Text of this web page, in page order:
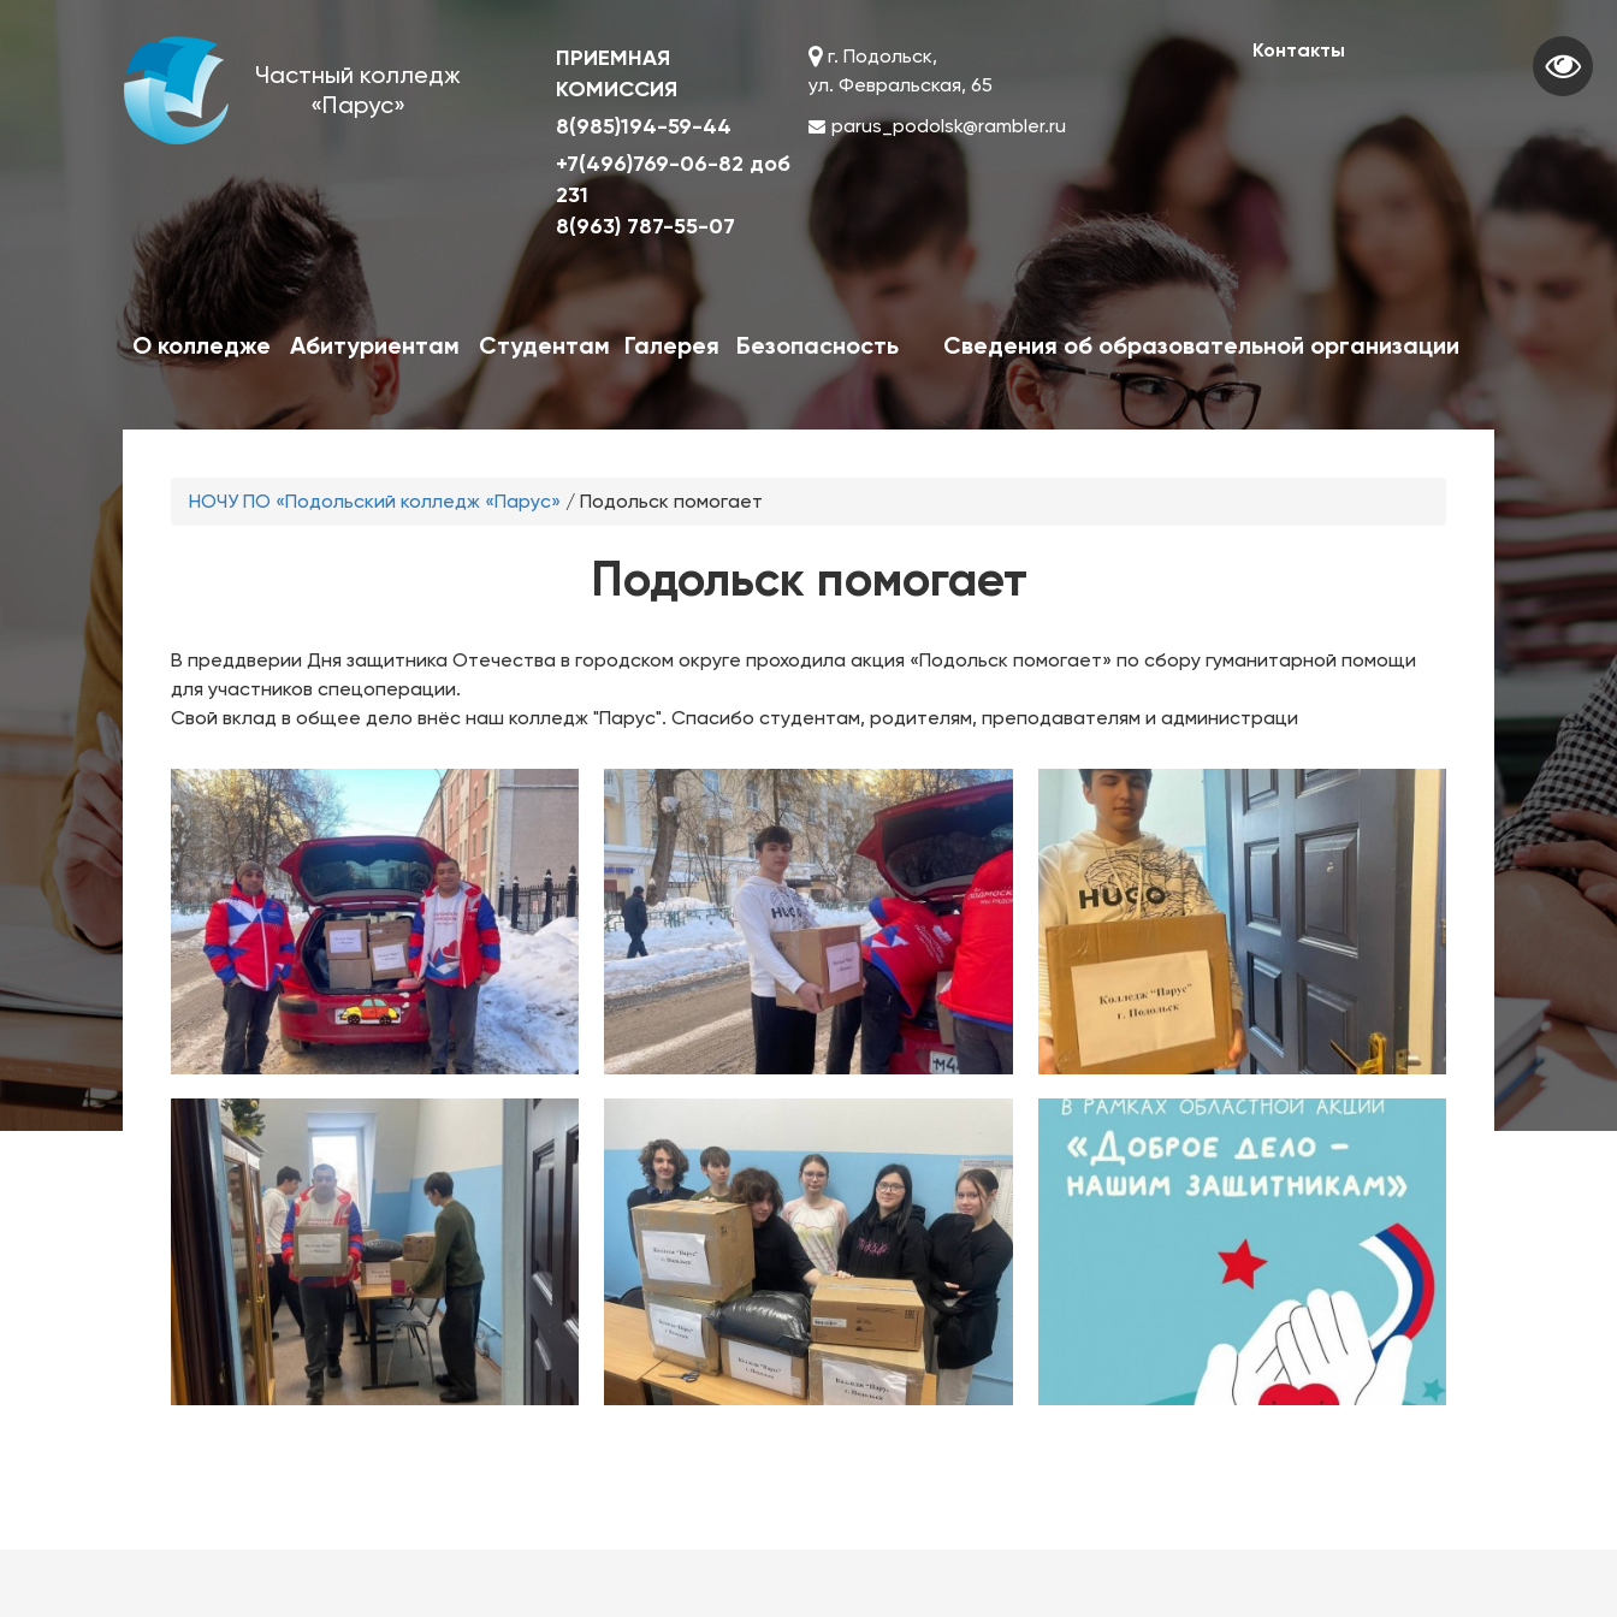
Частный колледж
«Парус»
ПРИЕМНАЯ
КОМИССИЯ
8(985)194-59-44
+7(496)769-06-82 доб
231
8(963) 787-55-07
г. Подольск,
ул. Февральская, 65
parus_podolsk@rambler.ru
Контакты
О колледже Абитуриентам Студентам Галерея Безопасность Сведения об образовательной организации
Вы
НОЧУ ПО «Подольский колледж «Парус» / Подольск помогает
Подольск помогает
В преддверии Дня защитника Отечества в городском округе проходила акция «Подольск помогает» по сбору гуманитарной помощи
для участников спецоперации.
‎Свой вклад в общее дело внёс наш колледж "Парус". Спасибо студентам, родителям, преподавателям и администраци